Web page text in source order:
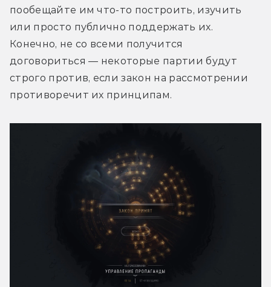
пообещайте им что-то построить, изучить
или просто публично поддержать их.
Конечно, не со всеми получится
договориться — некоторые партии будут
строго против, если закон на рассмотрении
противоречит их принципам.